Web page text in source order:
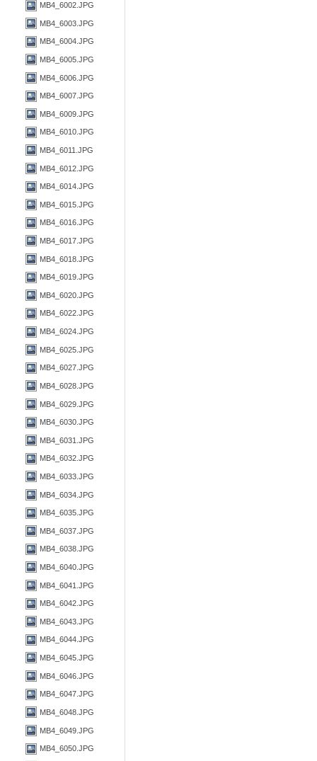
MB4_6002.JPG
MB4_6003.JPG
MB4_6004.JPG
MB4_6005.JPG
MB4_6006.JPG
MB4_6007.JPG
MB4_6009.JPG
MB4_6010.JPG
MB4_6011.JPG
MB4_6012.JPG
MB4_6014.JPG
MB4_6015.JPG
MB4_6016.JPG
MB4_6017.JPG
MB4_6018.JPG
MB4_6019.JPG
MB4_6020.JPG
MB4_6022.JPG
MB4_6024.JPG
MB4_6025.JPG
MB4_6027.JPG
MB4_6028.JPG
MB4_6029.JPG
MB4_6030.JPG
MB4_6031.JPG
MB4_6032.JPG
MB4_6033.JPG
MB4_6034.JPG
MB4_6035.JPG
MB4_6037.JPG
MB4_6038.JPG
MB4_6040.JPG
MB4_6041.JPG
MB4_6042.JPG
MB4_6043.JPG
MB4_6044.JPG
MB4_6045.JPG
MB4_6046.JPG
MB4_6047.JPG
MB4_6048.JPG
MB4_6049.JPG
MB4_6050.JPG